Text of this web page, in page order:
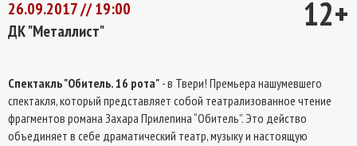
12+
26.09.2017 // 19:00
ДК "Металлист"
Спектакль "Обитель. 16 рота" - в Твери! Премьера нашумевшего
спектакля, который представляет собой театрализованное чтение
фрагментов романа Захара Прилепина “Обитель”. Это действо
объединяет в себе драматический театр, музыку и настоящую